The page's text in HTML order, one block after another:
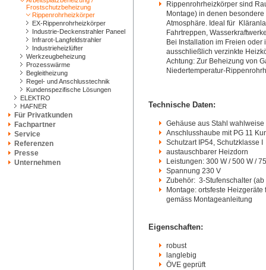
Frostschutzbeheizung
Rippenrohrheizkörper
EX-Rippenrohrheizkörper
Industrie-Deckenstrahler Paneel
Infrarot-Langfeldstrahler
Industrieheizlüfter
Werkzeugbeheizung
Prozesswärme
Begleitheizung
Regel- und Anschlusstechnik
Kundenspezifische Lösungen
ELEKTRO
HAFNER
Für Privatkunden
Fachpartner
Service
Referenzen
Presse
Unternehmen
Rippenrohrheizkörper sind
Montage) in denen
Atmosphäre. Ideal für
Fahrtreppen,
Bei Installation im Freien
ausschließlich verzinkte
Achtung: Zur Beheizung von
Niedertemperatur-
Technische Daten:
Gehäuse aus Stahl
Anschlusshaube mit PG 11
Schutzart IP54, Schutzklasse I
austauschbarer Heizdorn
Leistungen: 300 W / 500 W /
Spannung 230 V
Zubehör: 3-Stufenschalter
Montage: ortsfeste
gemäss Montageanleitung
Eigenschaften:
robust
langlebig
ÖVE geprüft